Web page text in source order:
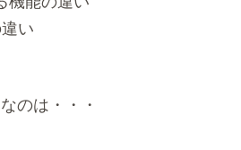
い
のは・・・